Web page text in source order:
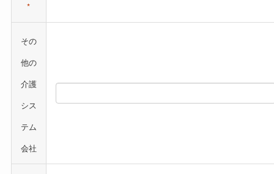
*
その
他の
介護
シス
テム
会社